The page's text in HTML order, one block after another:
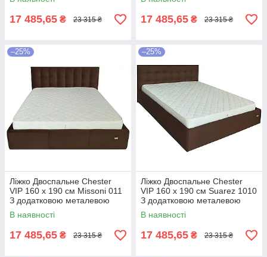
Коричневий
17 485,65 ₴ 23 315 ₴
Фіолетовий
17 485,65 ₴ 23 315 ₴
–25%
Ліжко Двоспальне Chester
VIP 160 х 190 см Missoni 011
З додатковою металевою
цільнозварною рамою
Темно-коричневий
В наявності
17 485,65 ₴ 23 315 ₴
–25%
Ліжко Двоспальне Chester
VIP 160 х 190 см Suarez 1010
З додатковою металевою
цільнозварною рамою
Коричневий
В наявності
17 485,65 ₴ 23 315 ₴